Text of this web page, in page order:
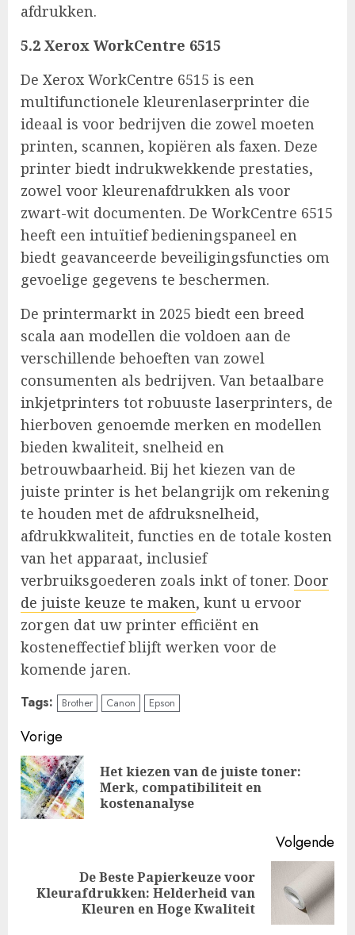
afdrukken.
5.2 Xerox WorkCentre 6515
De Xerox WorkCentre 6515 is een
multifunctionele kleurenlaserprinter die
ideaal is voor bedrijven die zowel moeten
printen, scannen, kopiëren als faxen. Deze
printer biedt indrukwekkende prestaties,
zowel voor kleurenafdrukken als voor
zwart-wit documenten. De WorkCentre 6515
heeft een intuïtief bedieningspaneel en
biedt geavanceerde beveiligingsfuncties om
gevoelige gegevens te beschermen.
De printermarkt in 2025 biedt een breed
scala aan modellen die voldoen aan de
verschillende behoeften van zowel
consumenten als bedrijven. Van betaalbare
inkjetprinters tot robuuste laserprinters, de
hierboven genoemde merken en modellen
bieden kwaliteit, snelheid en
betrouwbaarheid. Bij het kiezen van de
juiste printer is het belangrijk om rekening
te houden met de afdruksnelheid,
afdrukkwaliteit, functies en de totale kosten
van het apparaat, inclusief
verbruiksgoederen zoals inkt of toner. Door
de juiste keuze te maken, kunt u ervoor
zorgen dat uw printer efficiënt en
kosteneffectief blijft werken voor de
komende jaren.
Tags: Brother Canon Epson
Doorgaan
met
lezen
Vorige
Het kiezen van de juiste toner:
Merk, compatibiliteit en
kostenanalyse
Volgende
Volgende
De Beste Papierkeuze voor
Kleurafdrukken: Helderheid van
Kleuren en Hoge Kwaliteit